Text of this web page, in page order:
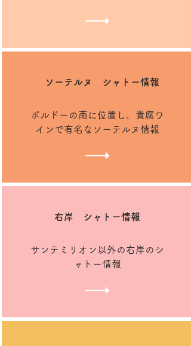
ソーテルヌ ​シャトー情報
​ボルドーの南に位置し、貴腐ワ
インで有名なソーテルヌ情報
右岸 ​シャトー情報
サンテミリオン以外の右岸のシ
ャトー情報